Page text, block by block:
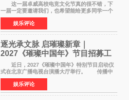
这一届卓威高校电竞文化节真的很不错，下
一届一定要邀请我们，也希望能给更多同学一个
来到现场的机会。 2026卓威高校电竞文化节
已经落下帷幕，在活动结束后，仍有不少高校电
竞社负责人和现
娱乐评论
逐光承文脉 启璀璨新章｜
2027《璀璨中国年》节目招募工
作圆满启动
近日，2027《璀璨中国年》特别节目启动仪
式在北京广播电视台演播大厅举行。 传播中
华优秀传统文化，弘扬纯正国风艺术，打造高规
格、高质感、正能量的文艺盛典，是璀璨中国年
矢志不渝的初心
娱乐评论